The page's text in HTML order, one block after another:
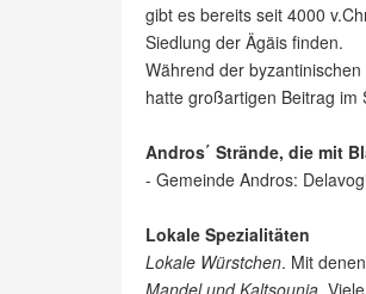
gibt es bereits seit 4000
Siedlung der Ägäis finden.
Während der
hatte großartigen Beitrag im
Andros΄ Strände, die mit
- Gemeinde Andros:
Lokale Spezialitäten
Lokale Würstchen. Mit
Mandel und Kaltsounia.